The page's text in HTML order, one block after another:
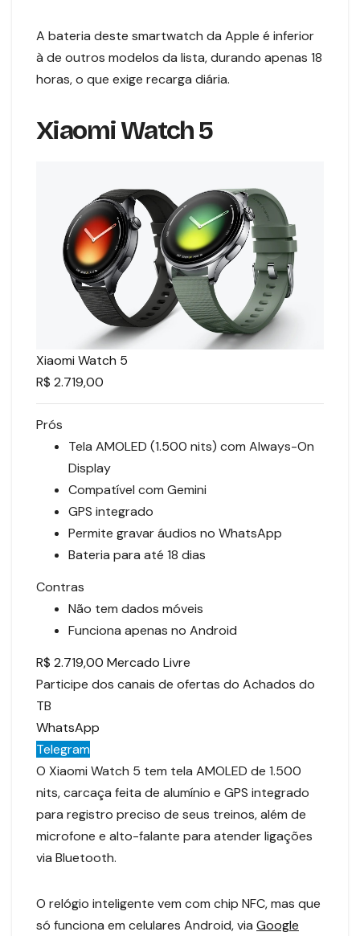
A bateria deste smartwatch da Apple é inferior
à de outros modelos da lista, durando apenas 18
horas, o que exige recarga diária.
Xiaomi Watch 5
Xiaomi Watch 5
R$ 2.719,00
Prós
Tela AMOLED (1.500 nits) com Always-On
Display
Compatível com Gemini
GPS integrado
Permite gravar áudios no WhatsApp
Bateria para até 18 dias
Contras
Não tem dados móveis
Funciona apenas no Android
R$ 2.719,00 Mercado Livre
Participe dos canais de ofertas do Achados do
TB
WhatsApp
Telegram
O Xiaomi Watch 5 tem tela AMOLED de 1.500
nits, carcaça feita de alumínio e GPS integrado
para registro preciso de seus treinos, além de
microfone e alto-falante para atender ligações
via Bluetooth.
O relógio inteligente vem com chip NFC, mas que
só funciona em celulares Android, via Google